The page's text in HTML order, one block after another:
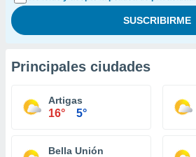
Principales ciudades
Artigas
16° 5°
Bella Unión